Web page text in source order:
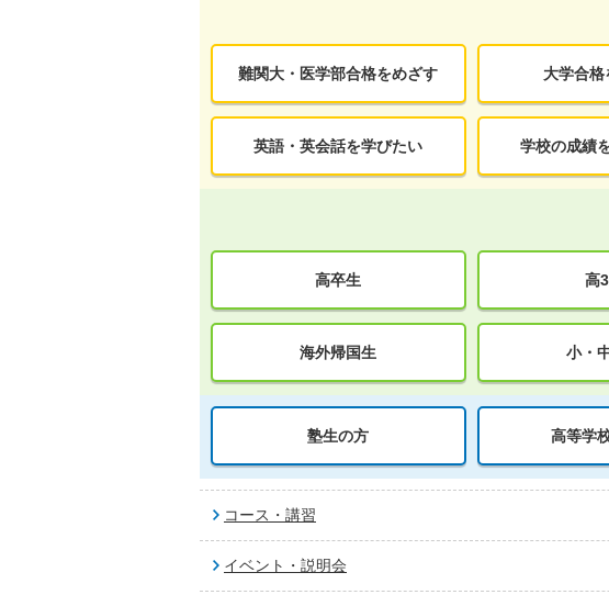
難関大・医学部合格をめざす 大学合格
英語・英会話を学びたい 学校の成績
高卒生 高
海外帰国生 小・
塾生の方 高等学
コース・講習
イベント・説明会